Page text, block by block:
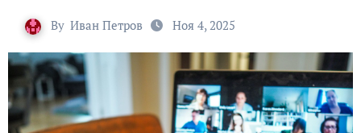
By Иван Петров Ноя 4, 2025